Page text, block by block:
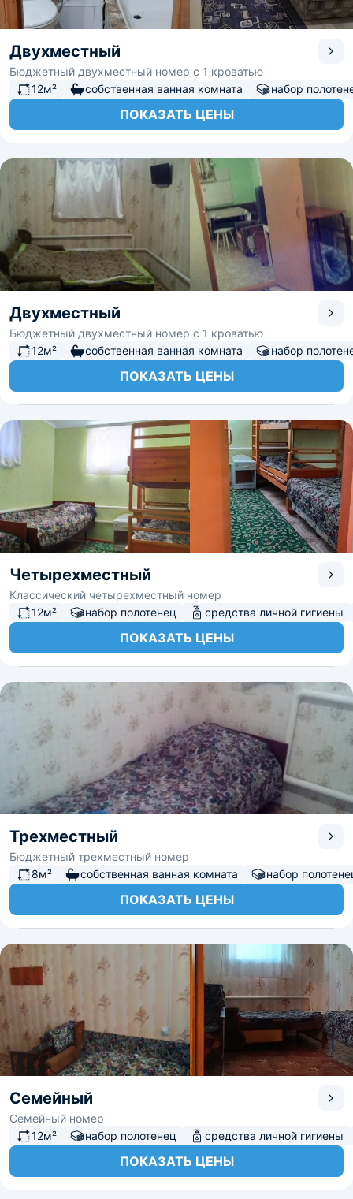
Двухместный
Бюджетный двухместный номер с 1 кроватью
12м²
собственная ванная комната набор
ПОКАЗАТЬ ЦЕНЫ
Двухместный
Бюджетный двухместный номер с 1 кроватью
12м²
собственная ванная комната набор
ПОКАЗАТЬ ЦЕНЫ
Четырехместный
Классический четырехместный номер
12м²
набор полотенец средства личной гигиены
ПОКАЗАТЬ ЦЕНЫ
Трехместный
Бюджетный трехместный номер
8м²
собственная ванная комната набор
ПОКАЗАТЬ ЦЕНЫ
Семейный
Семейный номер
12м²
набор полотенец средства личной гигиены
ПОКАЗАТЬ ЦЕНЫ